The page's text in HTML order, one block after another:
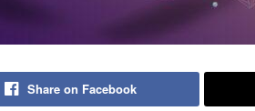
Share on Facebook